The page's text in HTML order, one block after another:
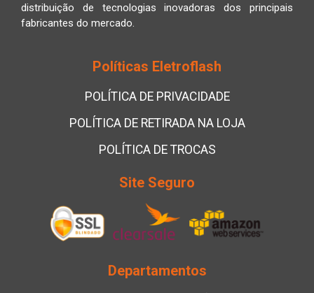
distribuição de tecnologias inovadoras dos principais
fabricantes do mercado.
Políticas Eletroflash
POLÍTICA DE PRIVACIDADE
POLÍTICA DE RETIRADA NA LOJA
POLÍTICA DE TROCAS
Site Seguro
Departamentos